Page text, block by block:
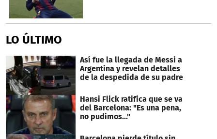
LO ÚLTIMO
Así fue la llegada de Messi a
Argentina y revelan detalles
de la despedida de su padre
Hansi Flick ratifica que se va
del Barcelona: "Es una pena,
no pudimos..."